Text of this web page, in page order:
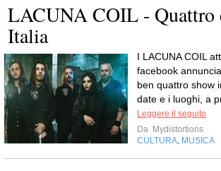
LACUNA COIL - Quattro
Italia
I LACUNA COIL
facebook
ben quattro show
date e i luoghi, a
Leggere il seguito
Da Mydistortions
CULTURA MUSICA